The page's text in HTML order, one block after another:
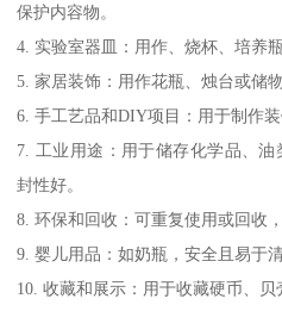
保护内容物。
4. 实验室器皿：用作、烧杯、培养
5. 家居装饰：用作花瓶、烛台或储
6. 手工艺品和DIY项目：用于制作
7. 工业用途：用于储存化学品、
封性好。
8. 环保和回收：可重复使用或回收
9. 婴儿用品：如奶瓶，安全且易于清
10. 收藏和展示：用于收藏硬币、贝